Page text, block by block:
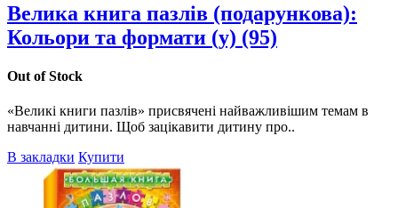
Велика книга пазлів (подарункова):
Кольори та формати (у) (95)
Out of Stock
«Великі книги пазлів» присвячені найважливішим темам в
навчанні дитини. Щоб зацікавити дитину про..
В закладки Купити